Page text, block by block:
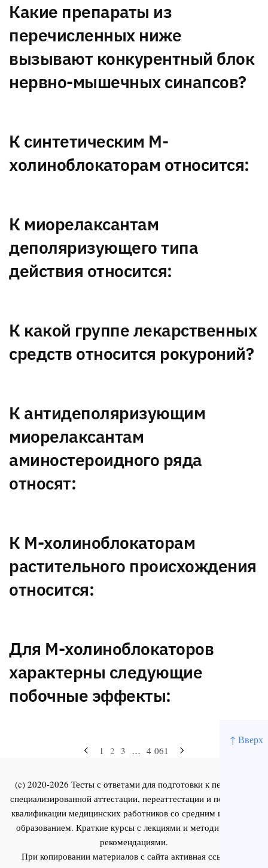
↑ Вверх
Какие препараты из
перечисленных ниже
вызывают конкурентный блок
нервно-мышечных синапсов?
К синтетическим М-
холиноблокаторам относится:
К миорелаксантам
деполяризующего типа
действия относится:
К какой группе лекарственных
средств относится рокуроний?
К антидеполяризующим
миорелаксантам
аминостероидного ряда
относят:
К М-холиноблокаторам
растительного происхождения
относится:
Для М-холиноблокаторов
характерны следующие
побочные эффекты:
1 2 3 … 4 061
(c) 2020-2026 Тесты с ответами для подготовки к первичной
специализированной аттестации, переаттестации и повышения
квалификации медицинских работников со средним и высшим
образованием. Краткие курсы с лекциями и методическими
рекомендациями.
При копировании материалов с сайта активная ссылка на